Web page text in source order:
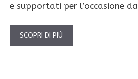
e supportati per l’occasione da
SCOPRI DI PIÙ